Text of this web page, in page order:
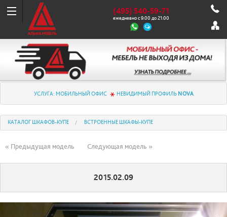
(495) 540-59-71
ежедневно с 9:00 до 21:00
УСЛУГА: МОБИЛЬНЫЙ ОФИС НЕВИДИМЫЙ ПРОФИЛЬ NOVA
КАТАЛОГ ШКАФОВ-КУПЕ ВСТРОЕННЫЕ ШКАФЫ-КУПЕ
« Предыдущая модель Следующая модель »
2015.02.09